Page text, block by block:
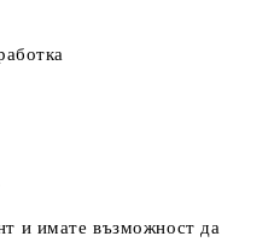
и имате възможност да